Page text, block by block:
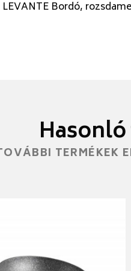
LEVANTE Bordó,
TERMÉKEK